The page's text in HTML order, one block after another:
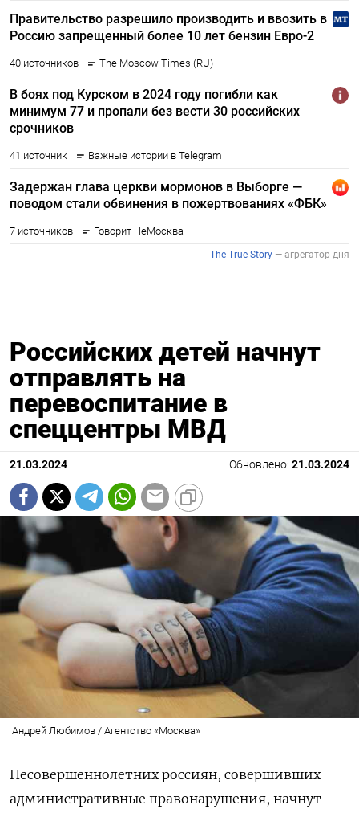
Российских детей начнут
отправлять на
перевоспитание в
спеццентры МВД
21.03.2024 Обновлено: 21.03.2024
Андрей Любимов / Агентство «Москва»
Несовершеннолетних россиян, совершивших
административные правонарушения, начнут